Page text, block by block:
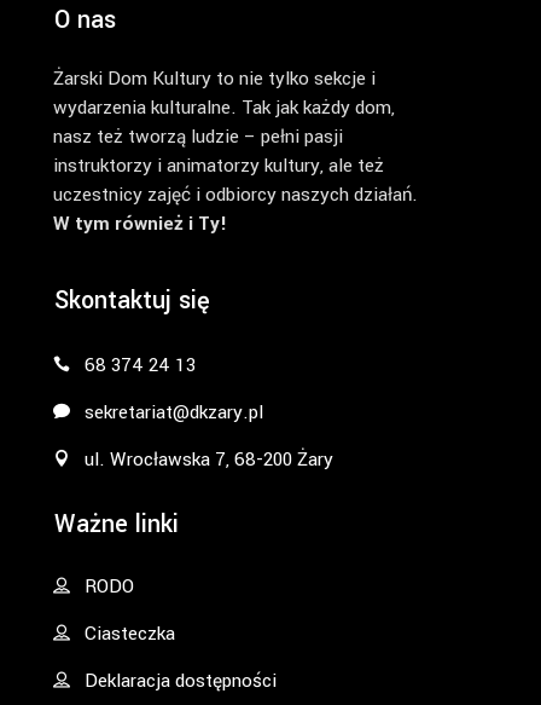
O nas
Żarski Dom Kultury to nie tylko sekcje i
wydarzenia kulturalne. Tak jak każdy dom,
nasz też tworzą ludzie – pełni pasji
instruktorzy i animatorzy kultury, ale też
uczestnicy zajęć i odbiorcy naszych działań.
W tym również i Ty!
Skontaktuj się
68 374 24 13
sekretariat@dkzary.pl
ul. Wrocławska 7, 68-200 Żary
Ważne linki
RODO
Ciasteczka
Deklaracja dostępności